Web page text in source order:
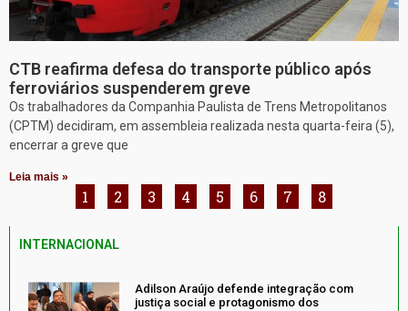
CTB reafirma defesa do transporte público após
ferroviários suspenderem greve
Os trabalhadores da Companhia Paulista de Trens Metropolitanos
(CPTM) decidiram, em assembleia realizada nesta quarta-feira (5),
encerrar a greve que
Leia mais »
1 2 3 4 5 6 7 8
INTERNACIONAL
Adilson Araújo defende integração com
justiça social e protagonismo dos